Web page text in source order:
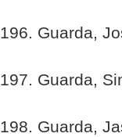
196. Guarda,
197. Guarda,
198. Guarda,